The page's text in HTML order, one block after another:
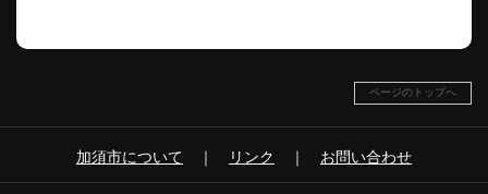
ページのトップへ
加須市について ｜ リンク ｜ お問い合わせ